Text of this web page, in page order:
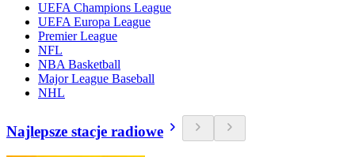
UEFA Champions League
UEFA Europa League
Premier League
NFL
NBA Basketball
Major League Baseball
NHL
Najlepsze stacje radiowe